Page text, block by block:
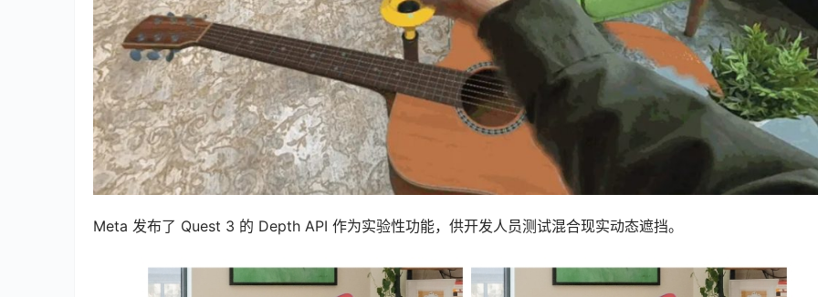
Meta 发布了 Quest 3 的 Depth API 作为实验性功能，供开发人员测试混合现实动态遮挡。